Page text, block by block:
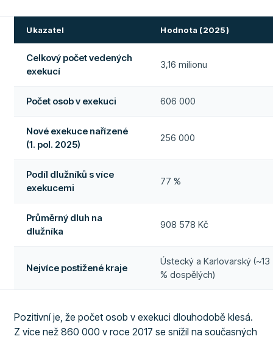
Ukazatel Hodnota (2025)
Celkový počet vedených
exekucí
3,16 milionu
Počet osob v exekuci 606 000
Nové exekuce nařízené
(1. pol. 2025)
256 000
Podíl dlužníků s více
exekucemi
77 %
Průměrný dluh na
dlužníka
908 578 Kč
Nejvíce postižené kraje
Ústecký a Karlovarský (~13
% dospělých)
Pozitivní je, že počet osob v exekuci dlouhodobě klesá.
Z více než 860 000 v roce 2017 se snížil na současných